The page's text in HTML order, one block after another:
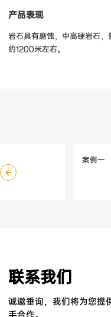
产品表现
岩石具有磨蚀，中高硬岩石
约1200米左右。
案例一
联系我们
诚邀垂询，我们将为您提
手合作。